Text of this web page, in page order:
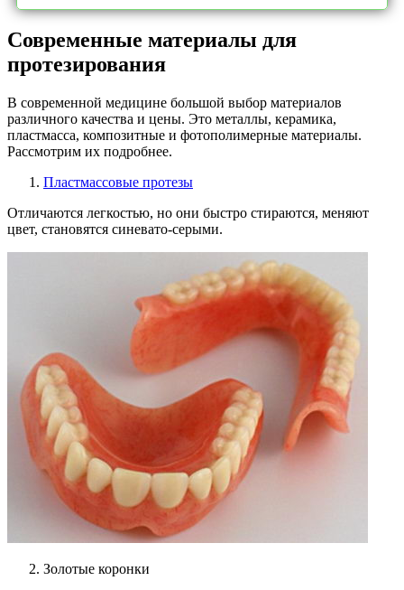
Современные материалы для
протезирования
В современной медицине большой выбор материалов
различного качества и цены. Это металлы, керамика,
пластмасса, композитные и фотополимерные материалы.
Рассмотрим их подробнее.
Пластмассовые протезы
Отличаются легкостью, но они быстро стираются, меняют
цвет, становятся синевато-серыми.
Золотые коронки